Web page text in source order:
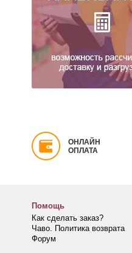
ОНЛАЙН
ОПЛАТА
Помощь
Как сделать заказ?
Чаво. Политика возврата
Форум